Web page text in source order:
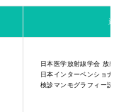
資格
日本医学放射線学会 放射線
日本インターベンショナル
検診マンモグラフィー読影